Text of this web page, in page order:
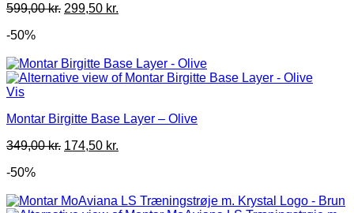
599,00kr. Den
599,00 kr..
299,50 kr.
299,50 kr..
-50%
Vis
Montar Birgitte Base Layer – Olive
349,00kr. Den
349,00 kr..
174,50 kr.
174,50 kr..
-50%